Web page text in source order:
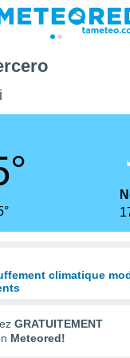
climatique
GRATUITEMENT
Meteored!